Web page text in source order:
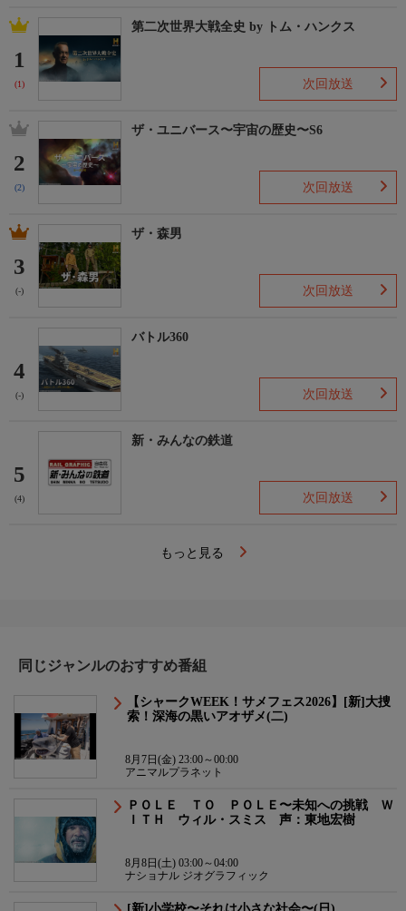
1
(1)
第二次世界大戦全史 by トム・ハンクス
次回放送
2
(2)
ザ・ユニバース〜宇宙の歴史〜S6
次回放送
3
(-)
ザ・森男
次回放送
4
(-)
バトル360
次回放送
5
(4)
新・みんなの鉄道
次回放送
もっと見る
同じジャンルのおすすめ番組
【シャークWEEK！サメフェス2026】[新]大捜
索！深海の黒いアオザメ(二)
8月7日(金) 23:00～00:00
アニマルプラネット
ＰＯＬＥ ＴＯ ＰＯＬＥ〜未知への挑戦 Ｗ
ＩＴＨ ウィル・スミス 声：東地宏樹
8月8日(土) 03:00～04:00
ナショナル ジオグラフィック